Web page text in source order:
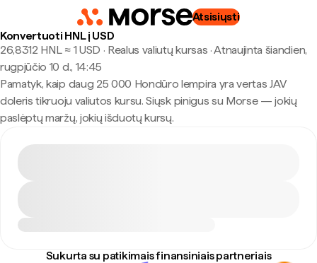
Atsisiųsti
Konvertuoti HNL į USD
26,8312 HNL ≈ 1 USD · Realus valiutų kursas ·Atnaujinta šiandien,
rugpjūčio 10 d., 14:45
Pamatyk, kaip daug 25 000 Hondūro lempira yra vertas JAV
doleris tikruoju valiutos kursu. Siųsk pinigus su Morse — jokių
paslėptų maržų, jokių išduotų kursų.
Sukurta su patikimais finansiniais partneriais